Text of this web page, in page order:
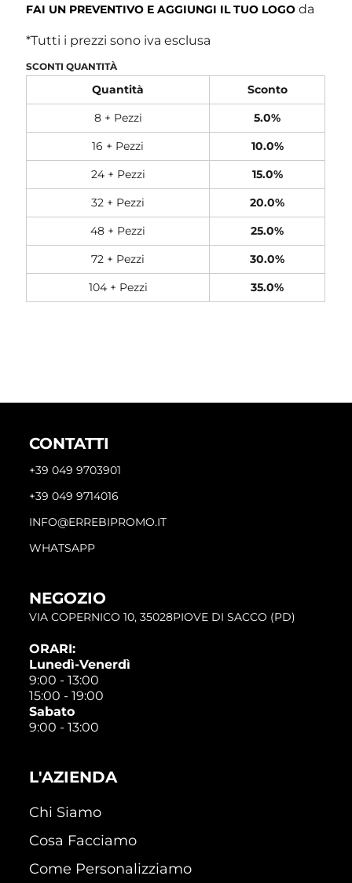
FAI UN PREVENTIVO E AGGIUNGI IL TUO LOGO da
*Tutti i prezzi sono iva esclusa
SCONTI QUANTITÀ
Quantità
Sconto
8 + Pezzi
5.0%
16 + Pezzi
10.0%
24 + Pezzi
15.0%
32 + Pezzi
20.0%
48 + Pezzi
25.0%
72 + Pezzi
30.0%
104 + Pezzi
35.0%
CONTATTI
+39 049 9703901
+39 049 9714016
INFO@ERREBIPROMO.IT
WHATSAPP
NEGOZIO
VIA COPERNICO 10, 35028PIOVE DI SACCO (PD)
ORARI:
Lunedì-Venerdì
9:00 - 13:00
15:00 - 19:00
Sabato
9:00 - 13:00
L'AZIENDA
Chi Siamo
Cosa Facciamo
Come Personalizziamo